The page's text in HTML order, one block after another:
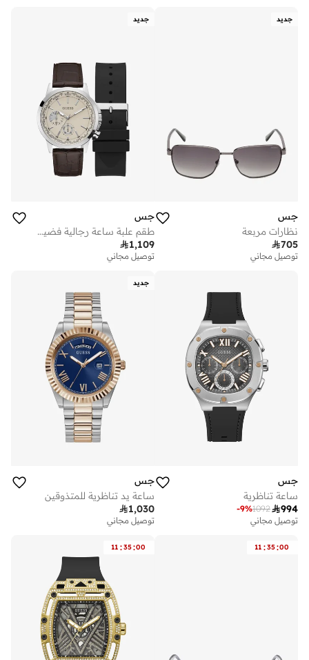
جديد
جس
نظارات مربعة
705
توصيل مجاني
جديد
جس
طقم علبة ساعة رجالية فضية متعددة الوظائف
1,109
توصيل مجاني
جس
ساعة تناظرية
994
1092
-9%
توصيل مجاني
جديد
جس
ساعة يد تناظرية للمتذوقين
1,030
توصيل مجاني
11 :35:00
11 :35:00